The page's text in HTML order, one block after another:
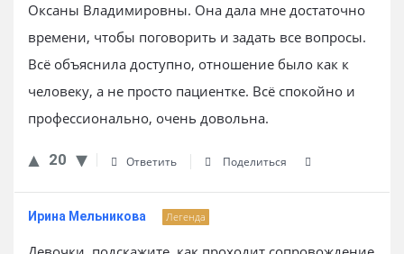
Оксаны Владимировны. Она дала мне достаточно
времени, чтобы поговорить и задать все вопросы.
Всё объяснила доступно, отношение было как к
человеку, а не просто пациентке. Всё спокойно и
профессионально, очень довольна.
20 Ответить Поделиться
Ирина Мельникова Легенда